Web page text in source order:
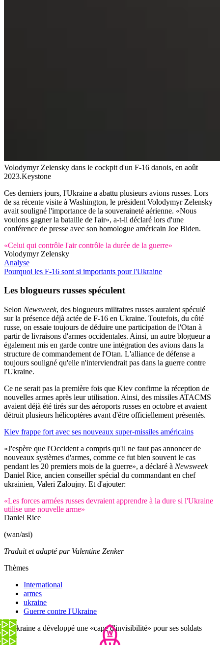
Volodymyr Zelensky dans le cockpit d'un F-16 danois, en août
2023.Keystone
Ces derniers jours, l'Ukraine a abattu plusieurs avions russes. Lors
de sa récente visite à Washington, le président Volodymyr Zelensky
avait souligné l'importance de la souveraineté aérienne. «Nous
voulons gagner la bataille de l'air», a-t-il déclaré lors d'une
conférence de presse avec son homologue américain Joe Biden.
«Celui qui contrôle l'air contrôle la durée de la guerre»
Volodymyr Zelensky
Analyse
Pourquoi les F-16 sont si importants pour l'Ukraine
Les blogueurs russes spéculent
Selon Newsweek, des blogueurs militaires russes auraient spéculé
sur la présence déjà actée de F-16 en Ukraine. Toutefois, du côté
russe, on essaie toujours de déduire une participation de l'Otan à
partir de livraisons d'armes occidentales. Ainsi, un autre blogueur a
également mis en garde contre une intégration des avions dans la
structure de commandement de l'Otan. L'alliance de défense a
toujours souligné qu'elle n'interviendrait pas dans la guerre contre
l'Ukraine.
Ce ne serait pas la première fois que Kiev confirme la réception de
nouvelles armes après leur utilisation. Ainsi, des missiles ATACMS
avaient déjà été tirés sur des aéroports russes en octobre et avaient
détruit plusieurs hélicoptères avant d'être officiellement présentés.
Kiev frappe fort avec ses nouveaux super-missiles américains
«J'espère que l'Occident a compris qu'il ne faut pas annoncer de
nouveaux systèmes d'armes, comme ce fut bien souvent le cas
pendant les 20 premiers mois de la guerre», a déclaré à Newsweek
Daniel Rice, ancien conseiller spécial du commandant en chef
ukrainien, Valeri Zaloujny. Et d'ajouter:
«Les forces armées russes devraient apprendre à la dure si l'Ukraine
utilise une nouvelle arme»
Daniel Rice
(wan/asi)
Traduit et adapté par Valentine Zenker
Thèmes
International
armes
ukraine
Guerre contre l'Ukraine
L'Ukraine a développé une «cape d'invisibilité» pour ses soldats